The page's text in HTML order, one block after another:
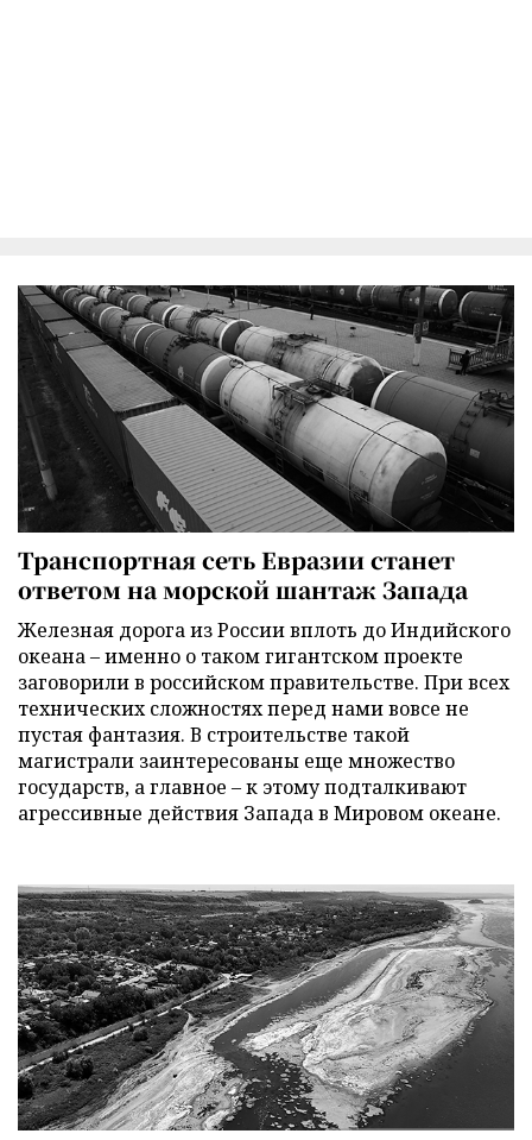
Транспортная сеть Евразии станет
ответом на морской шантаж Запада
Железная дорога из России вплоть до Индийского
океана – именно о таком гигантском проекте
заговорили в российском правительстве. При всех
технических сложностях перед нами вовсе не
пустая фантазия. В строительстве такой
магистрали заинтересованы еще множество
государств, а главное – к этому подталкивают
агрессивные действия Запада в Мировом океане.